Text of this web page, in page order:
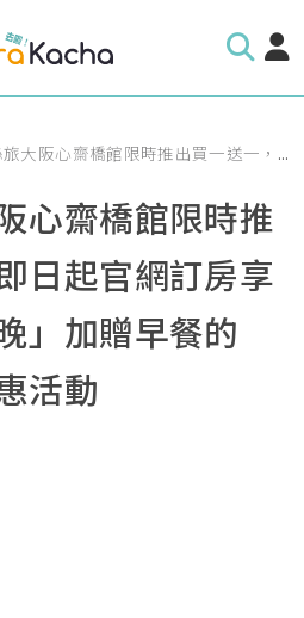
限時推出買一送一，即日起官網訂房享「買一晚送一晚」加贈早餐的「慶開幕」優惠活動
心齋橋館限時推
日起官網訂房享
」加贈早餐的
活動